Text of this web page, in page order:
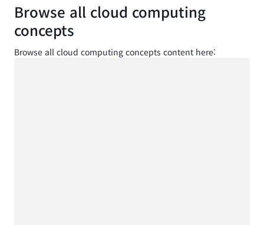
Browse all cloud computing
concepts
Browse all cloud computing concepts content here: